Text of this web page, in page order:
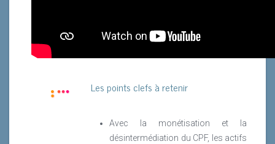
Les points clefs à retenir
Avec la monétisation et la
désintermédiation du CPF, les actifs